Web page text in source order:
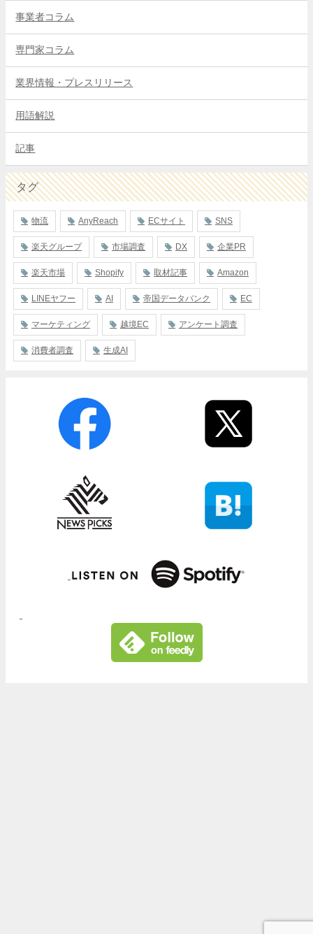
事業者コラム
専門家コラム
業界情報・プレスリリース
用語解説
記事
タグ
物流 AnyReach ECサイト SNS
楽天グループ 市場調査 DX 企業PR
楽天市場 Shopify 取材記事 Amazon
LINEヤフー AI 帝国データバンク EC
マーケティング 越境EC アンケート調査
消費者調査 生成AI